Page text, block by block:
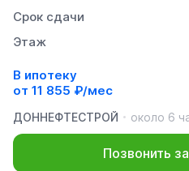
Срок сдачи
Этаж
В ипотеку
от 11 855 ₽/мес
ДОННЕФТЕСТРОЙ
около 6
Позвонить